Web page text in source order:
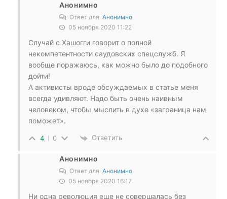
Анонимно
Ответ для Анонимно
05 ноября 2020 11:22
Случай с Хашогги говорит о полной
некомпетентности саудовских спецслужб. Я
вообще поражаюсь, как можно было до подобного
дойти!
А активисты вроде обсуждаемых в статье меня
всегда удивляют. Надо быть очень наивным
человеком, чтобы мыслить в духе «заграница нам
поможет».
4 0 Ответить
Анонимно
Ответ для Анонимно
05 ноября 2020 16:17
Ни одна революция еще не совершалась без